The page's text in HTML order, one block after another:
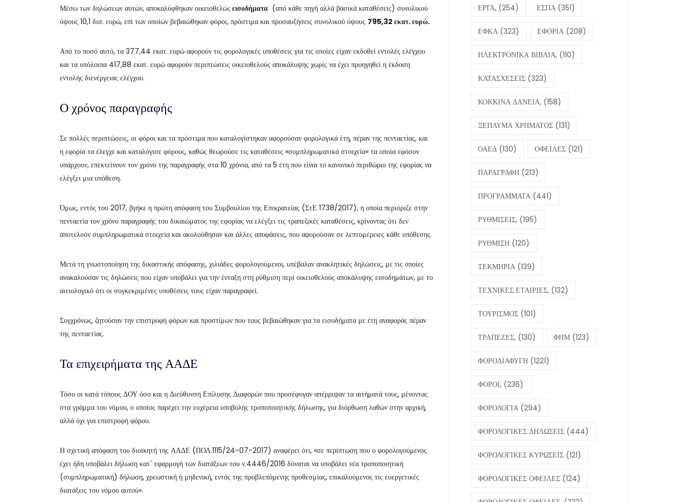
Μέσω των δηλώσεων αυτών, αποκαλύφθηκαν οικειοθελώς εισοδήματα (από κάθε πηγή αλλά βασικά καταθέσεις) συνολικού
ύψους 10,1 δισ. ευρώ, επί των οποίων βεβαιώθηκαν φόροι, πρόστιμα και προσαυξήσεις συνολικού ύψους 795,32 εκατ. ευρώ.
Από το ποσό αυτό, τα 377,44 εκατ. ευρώ αφορούν τις φορολογικές υποθέσεις για τις οποίες είχαν εκδοθεί εντολές ελέγχου
και τα υπόλοιπα 417,88 εκατ. ευρώ αφορούν περιπτώσεις οικειοθελούς αποκάλυψης χωρίς να έχει προηγηθεί η έκδοση
εντολής διενέργειας ελέγχου.
Ο χρόνος παραγραφής
Σε πολλές περιπτώσεις, οι φόροι και τα πρόστιμα που καταλογίστηκαν αφορούσαν φορολογικά έτη, πέραν της πενταετίας, και
η εφορία τα έλεγχε και καταλόγισε φόρους, καθώς θεωρούσε τις καταθέσεις «συμπληρωματικά στοιχεία» τα οποία εφόσον
υπάρχουν, επεκτείνουν τον χρόνο της παραγραφής στα 10 χρόνια, από τα 5 έτη που είναι το κανονικό περιθώριο της εφορίας να
ελέγξει μια υπόθεση.
Όμως, εντός του 2017, βγήκε η πρώτη απόφαση του Συμβουλίου της Επικρατείας (ΣτΕ 1738/2017), η οποία περιόριζε στην
πενταετία τον χρόνο παραγραφής του δικαιώματος της εφορίας να ελέγξει τις τραπεζικές καταθέσεις, κρίνοντας ότι δεν
αποτελούν συμπληρωματικά στοιχεία και ακολούθησαν και άλλες αποφάσεις, που αφορούσαν σε λεπτομέρειες κάθε υπόθεσης.
Μετά τη γνωστοποίηση της δικαστικής απόφασης, χιλιάδες φορολογούμενοι, υπέβαλαν ανακλητικές δηλώσεις, με τις οποίες
ανακαλούσαν τις δηλώσεις που είχαν υποβάλει για την ένταξη στη ρύθμιση περί οικειοθελούς αποκάλυψης εισοδημάτων, με το
αιτιολογικό ότι οι συγκεκριμένες υποθέσεις τους είχαν παραγραφεί.
Συγχρόνως, ζητούσαν την επιστροφή φόρων και προστίμων που τους βεβαιώθηκαν για τα εισοδήματα με έτη αναφοράς πέραν
της πενταετίας.
Τα επιχειρήματα της ΑΑΔΕ
Τόσο οι κατά τόπους ΔΟΥ όσο και η Διεύθυνση Επίλυσης Διαφορών που προσέφυγαν απέρριψαν τα αιτήματά τους, μένοντας
στα γράμμα του νόμου, ο οποίος παρέχει την ευχέρεια υποβολής τροποποιητικής δήλωσης, για διόρθωση λαθών στην αρχική,
αλλά όχι για επιστροφή φόρου.
Η σχετική απόφαση του διοικητή της ΑΑΔΕ (ΠΟΛ.1115/24-07-2017) αναφέρει ότι, «σε περίπτωση που ο φορολογούμενος
έχει ήδη υποβάλει δήλωση κατ` εφαρμογή των διατάξεων του ν.4446/2016 δύναται να υποβάλει νέα τροποποιητική
(συμπληρωματική) δήλωση, χρεωστική ή μηδενική, εντός της προβλεπόμενης προθεσμίας, επικαλούμενος τις ευεργετικές
διατάξεις του νόμου αυτού».
ΕΡΓΑ, (254) ΕΣΠΑ (351)
ΕΦΚΑ (323) ΕΦΟΡΙΑ (208)
ΗΛΕΚΤΡΟΝΙΚΑ ΒΙΒΛΙΑ, (110)
ΚΑΤΑΣΧΕΣΕΙΣ (323)
ΚΟΚΚΙΝΑ ΔΑΝΕΙΑ, (158)
ΞΕΠΛΥΜΑ ΧΡΗΜΑΤΟΣ (131)
ΟΑΕΔ (130) ΟΦΕΙΛΕΣ (121)
ΠΑΡΑΓΡΑΦΗ (213)
ΠΡΟΓΡΑΜΜΑΤΑ (441)
ΡΥΘΜΙΣΕΙΣ, (195)
ΡΥΘΜΙΣΗ (120)
ΤΕΚΜΗΡΙΑ (139)
ΤΕΧΝΙΚΕΣ ΕΤΑΙΡΙΕΣ, (132)
ΤΟΥΡΙΣΜΟΣ (101)
ΤΡΑΠΕΖΕΣ, (130) ΦΗΜ (123)
ΦΟΡΟΔΙΑΦΥΓΗ (1221)
ΦΟΡΟΙ, (236)
ΦΟΡΟΛΟΓΙΑ (294)
ΦΟΡΟΛΟΓΙΚΕΣ ΔΗΛΩΣΕΙΣ (444)
ΦΟΡΟΛΟΓΙΚΕΣ ΚΥΡΩΣΕΙΣ (121)
ΦΟΡΟΛΟΓΙΚΕΣ ΟΦΕΙΛΕΣ (124)